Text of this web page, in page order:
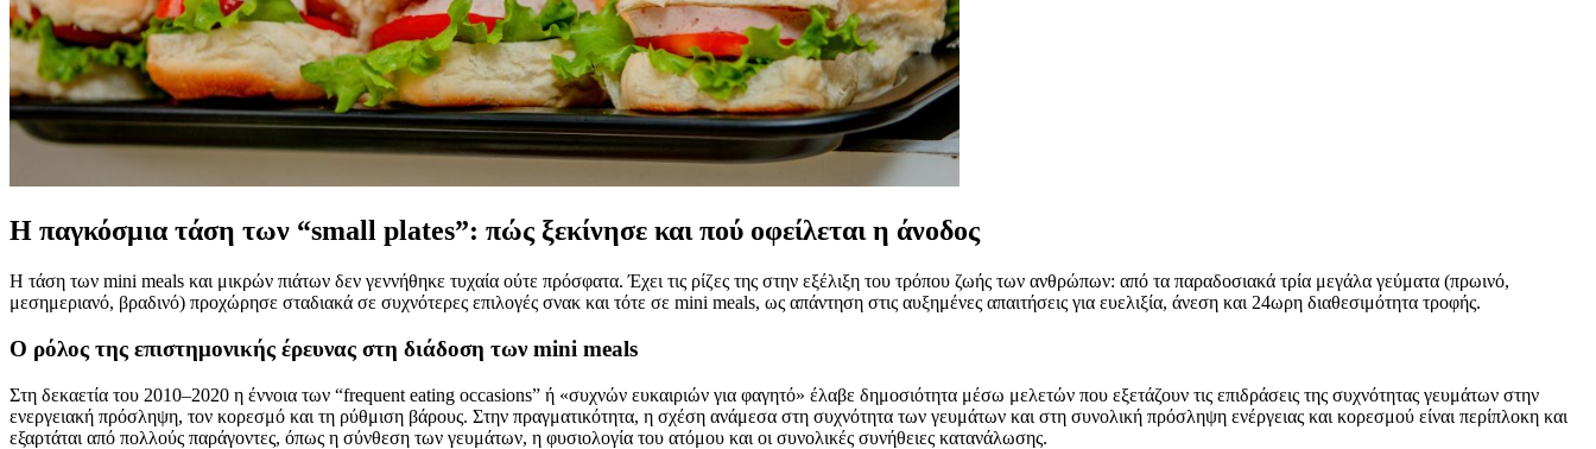
Η παγκόσμια τάση των “small plates”: πώς ξεκίνησε και πού οφείλεται η άνοδος
Η τάση των mini meals και μικρών πιάτων δεν γεννήθηκε τυχαία ούτε πρόσφατα. Έχει τις ρίζες της στην εξέλιξη του τρόπου ζωής των ανθρώπων: από τα παραδοσιακά τρία μεγάλα γεύματα (πρωινό,
μεσημεριανό, βραδινό) προχώρησε σταδιακά σε συχνότερες επιλογές σνακ και τότε σε mini meals, ως απάντηση στις αυξημένες απαιτήσεις για ευελιξία, άνεση και 24ωρη διαθεσιμότητα τροφής.
Ο ρόλος της επιστημονικής έρευνας στη διάδοση των mini meals
Στη δεκαετία του 2010–2020 η έννοια των “frequent eating occasions” ή «συχνών ευκαιριών για φαγητό» έλαβε δημοσιότητα μέσω μελετών που εξετάζουν τις επιδράσεις της συχνότητας γευμάτων στην
ενεργειακή πρόσληψη, τον κορεσμό και τη ρύθμιση βάρους. Στην πραγματικότητα, η σχέση ανάμεσα στη συχνότητα των γευμάτων και στη συνολική πρόσληψη ενέργειας και κορεσμού είναι περίπλοκη και
εξαρτάται από πολλούς παράγοντες, όπως η σύνθεση των γευμάτων, η φυσιολογία του ατόμου και οι συνολικές συνήθειες κατανάλωσης.